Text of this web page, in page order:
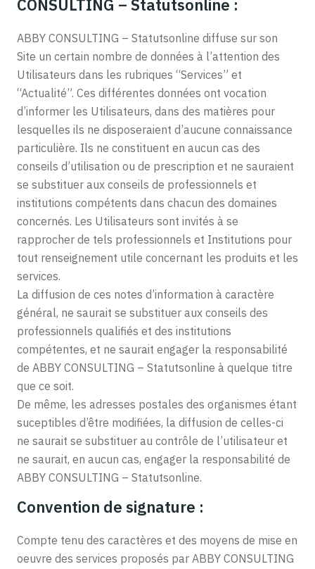
CONSULTING – Statutsonline :
ABBY CONSULTING – Statutsonline diffuse sur son
Site un certain nombre de données à l’attention des
Utilisateurs dans les rubriques “Services” et
“Actualité”. Ces différentes données ont vocation
d’informer les Utilisateurs, dans des matières pour
lesquelles ils ne disposeraient d’aucune connaissance
particulière. Ils ne constituent en aucun cas des
conseils d’utilisation ou de prescription et ne sauraient
se substituer aux conseils de professionnels et
institutions compétents dans chacun des domaines
concernés. Les Utilisateurs sont invités à se
rapprocher de tels professionnels et Institutions pour
tout renseignement utile concernant les produits et les
services.
La diffusion de ces notes d’information à caractère
général, ne saurait se substituer aux conseils des
professionnels qualifiés et des institutions
compétentes, et ne saurait engager la responsabilité
de ABBY CONSULTING – Statutsonline à quelque titre
que ce soit.
De même, les adresses postales des organismes étant
suceptibles d’être modifiées, la diffusion de celles-ci
ne saurait se substituer au contrôle de l’utilisateur et
ne saurait, en aucun cas, engager la responsabilité de
ABBY CONSULTING – Statutsonline.
Convention de signature :
Compte tenu des caractères et des moyens de mise en
oeuvre des services proposés par ABBY CONSULTING